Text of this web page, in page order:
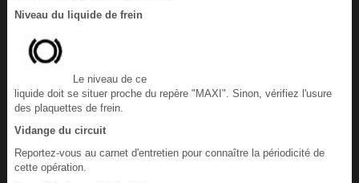
Niveau du liquide de frein
Le niveau de ce
liquide doit se situer proche du repère "MAXI". Sinon, vérifiez l'usure
des plaquettes de frein.
Vidange du circuit
Reportez-vous au carnet d'entretien pour connaître la périodicité de
cette opération.